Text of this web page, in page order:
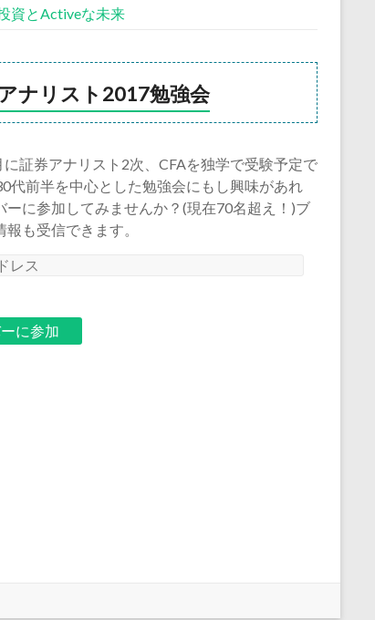
資とActiveな未来
ナリスト2017勉強会
に証券アナリスト2次、CFAを独学で受験予定で
代前半を中心とした勉強会にもし興味があれ
ーに参加してみませんか？(現在70名超え！)ブ
報も受信できます。